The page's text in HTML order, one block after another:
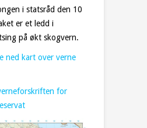
i statsråd den 10
er et ledd i
på økt skogvern.
ned kart over verne
for